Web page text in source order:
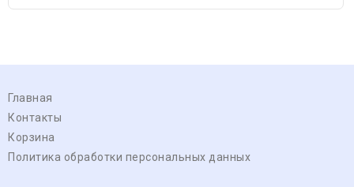
Главная
Контакты
Корзина
Политика обработки персональных данных